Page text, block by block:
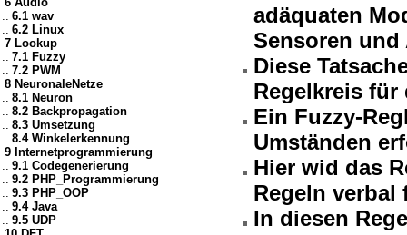
.. 6.1 wav
.. 6.2 Linux
7 Lookup
.. 7.1 Fuzzy
.. 7.2 PWM
8 NeuronaleNetze
.. 8.1 Neuron
.. 8.2 Backpropagation
.. 8.3 Umsetzung
.. 8.4 Winkelerkennung
9 Internetprogrammierung
.. 9.1 Codegenerierung
.. 9.2 PHP_Programmierung
.. 9.3 PHP_OOP
.. 9.4 Java
.. 9.5 UDP
adäquaten
Sensoren und
Diese
Regelkreis für
Ein Fuzzy-
Umständen
Hier wid das
Regeln verbal
In diesen